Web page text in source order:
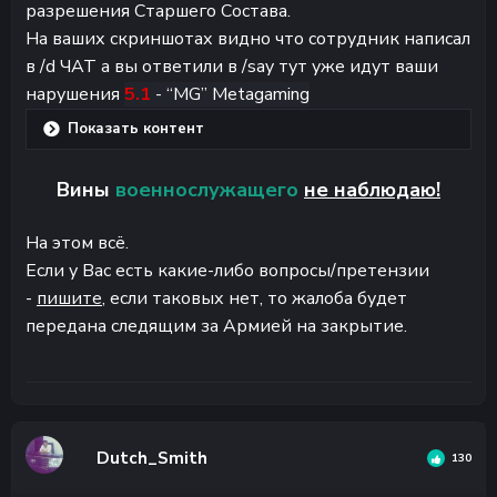
разрешения Старшего Состава.
На ваших скриншотах видно что сотрудник написал
в /d ЧАТ а вы ответили в /say тут уже идут ваши
нарушения 5.1 - “MG” Metagaming
Показать контент
Вины военнослужащего не наблюдаю!
На этом всё.
Если у Вас есть какие-либо вопросы/претензии
- пишите, если таковых нет, то жалоба будет
передана следящим за Армией на закрытие.
Dutch_Smith 130